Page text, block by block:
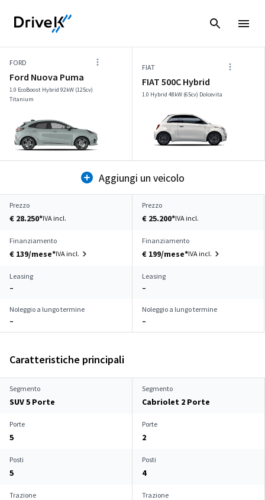
FORD
Ford Nuova Puma
1.0 EcoBoost Hybrid 92kW (125cv)
Titanium
FIAT
FIAT 500C Hybrid
1.0 Hybrid 48kW (65cv) Dolcevita
Aggiungi un veicolo
Prezzo
€ 28.250*IVA incl.
Prezzo
€ 25.200*IVA incl.
Finanziamento
€ 139/mese*IVA incl.
Finanziamento
€ 199/mese*IVA incl.
Leasing
–
Leasing
–
Noleggio a lungo termine
–
Noleggio a lungo termine
–
Caratteristiche principali
Segmento
SUV 5 Porte
Segmento
Cabriolet 2 Porte
Porte
5
Porte
2
Posti
5
Posti
4
Trazione Trazione